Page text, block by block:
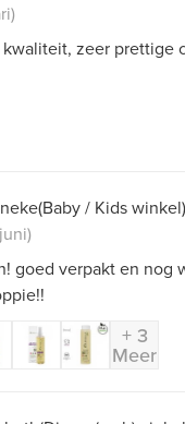
zeer prettige
(Baby / Kids winkel)
goed verpakt en nog
+ 3
Meer